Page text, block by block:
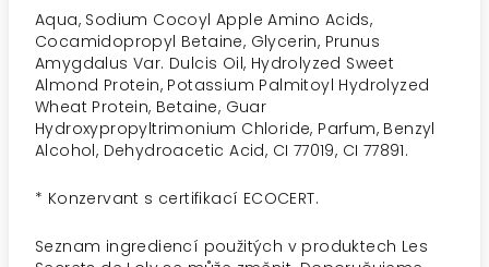
Aqua, Sodium Cocoyl Apple Amino Acids,
Cocamidopropyl Betaine, Glycerin, Prunus
Amygdalus Var. Dulcis Oil, Hydrolyzed Sweet
Almond Protein, Potassium Palmitoyl Hydrolyzed
Wheat Protein, Betaine, Guar
Hydroxypropyltrimonium Chloride, Parfum, Benzyl
Alcohol, Dehydroacetic Acid, CI 77019, CI 77891.
* Konzervant s certifikací ECOCERT.
Seznam ingrediencí použitých v produktech Les